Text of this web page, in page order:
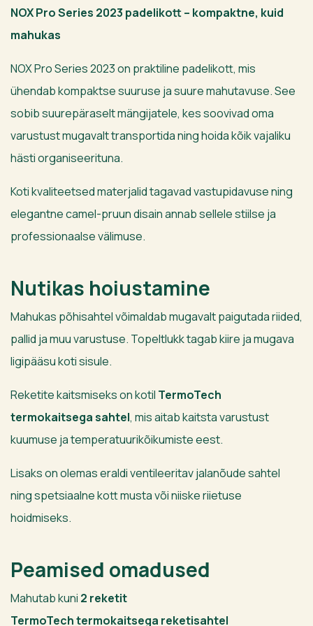
NOX Pro Series 2023 padelikott – kompaktne, kuid
mahukas
NOX Pro Series 2023 on praktiline padelikott, mis
ühendab kompaktse suuruse ja suure mahutavuse. See
sobib suurepäraselt mängijatele, kes soovivad oma
varustust mugavalt transportida ning hoida kõik vajaliku
hästi organiseerituna.
Koti kvaliteetsed materjalid tagavad vastupidavuse ning
elegantne camel-pruun disain annab sellele stiilse ja
professionaalse välimuse.
Nutikas hoiustamine
Mahukas põhisahtel võimaldab mugavalt paigutada riided,
pallid ja muu varustuse. Topeltlukk tagab kiire ja mugava
ligipääsu koti sisule.
Reketite kaitsmiseks on kotil TermoTech
termokaitsega sahtel, mis aitab kaitsta varustust
kuumuse ja temperatuurikõikumiste eest.
Lisaks on olemas eraldi ventileeritav jalanõude sahtel
ning spetsiaalne kott musta või niiske riietuse
hoidmiseks.
Peamised omadused
Mahutab kuni 2 reketit
TermoTech termokaitsega reketisahtel